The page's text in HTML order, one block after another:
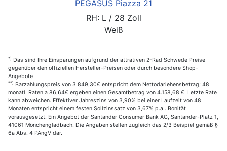
PEGASUS Piazza 21
RH: L / 28 Zoll
Weiß
*) Das sind Ihre Einsparungen aufgrund der attrativen 2-Rad Schwede Preise
gegenüber den offiziellen Hersteller-Preisen oder durch besondere Shop-
Angebote
**) Barzahlungspreis von 3.849,30€ entspricht dem Nettodarlehensbetrag; 48
monatl. Raten a 86,64€ ergeben einen Gesamtbetrag von 4.158,68 €. Letzte Rate
kann abweichen. Effektiver Jahreszins von 3,90% bei einer Laufzeit von 48
Monaten entspricht einem festen Sollzinssatz von 3,67% p.a.. Bonität
vorausgesetzt. Ein Angebot der Santander Consumer Bank AG, Santander-Platz 1,
41061 Mönchengladbach. Die Angaben stellen zugleich das 2/3 Beispiel gemäß §
6a Abs. 4 PAngV dar.